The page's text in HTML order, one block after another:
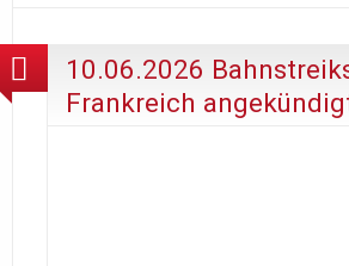
10.06.2026
Frankreich